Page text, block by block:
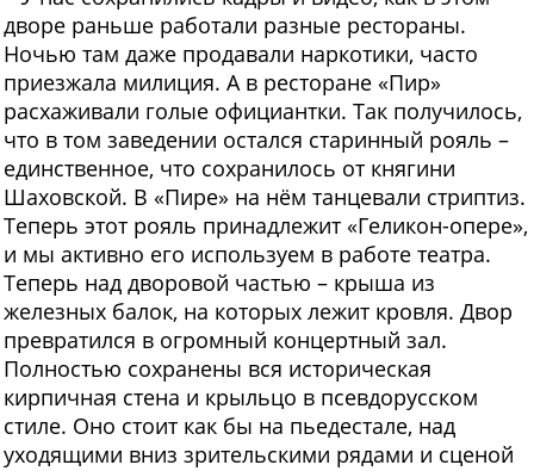
дворе раньше работали разные рестораны.
Ночью там даже продавали наркотики, часто
приезжала милиция. А в ресторане «Пир»
расхаживали голые официантки. Так получилось,
что в том заведении остался старинный рояль –
единственное, что сохранилось от княгини
Шаховской. В «Пире» на нём танцевали стриптиз.
Теперь этот рояль принадлежит «Геликон-опере»,
и мы активно его используем в работе театра.
Теперь над дворовой частью – крыша из
железных балок, на которых лежит кровля. Двор
превратился в огромный концертный зал.
Полностью сохранены вся историческая
кирпичная стена и крыльцо в псевдорусском
стиле. Оно стоит как бы на пьедестале, над
уходящими вниз зрительскими рядами и сценой